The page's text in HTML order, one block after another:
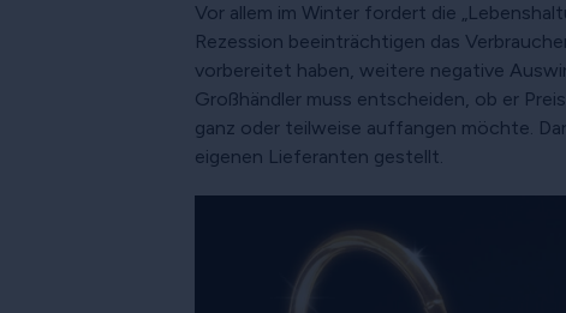
Vor allem im Winter fordert die
Rezession beeinträchtigen das
vorbereitet haben, weitere negative
Großhändler muss entscheiden, ob er
ganz oder teilweise auffangen möchte.
eigenen Lieferanten gestellt.